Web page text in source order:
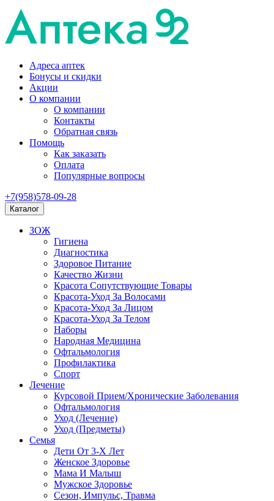
Адреса аптек
Бонусы и скидки
Акции
О компании
О компании
Контакты
Обратная связь
Помощь
Как заказать
Оплата
Популярные вопросы
+7(958)578-09-28
Каталог
ЗОЖ
Гигиена
Диагностика
Здоровое Питание
Качество Жизни
Красота Сопутствующие Товары
Красота-Уход За Волосами
Красота-Уход За Лицом
Красота-Уход За Телом
Наборы
Народная Медицина
Офтальмология
Профилактика
Спорт
Лечение
Курсовой Прием/Хронические Заболевания
Офтальмология
Уход (Лечение)
Уход (Предметы)
Семья
Дети От 3-Х Лет
Женское Здоровье
Мама И Малыш
Мужское Здоровье
Сезон, Импульс, Травма